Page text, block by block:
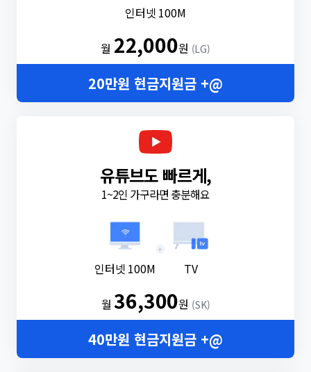
인터넷 100M
월 22,000원 (LG)
20만원 현금지원금 +@
유튜브도 빠르게,
1~2인 가구라면 충분해요
인터넷 100M
+
TV
월36,300원 (SK)
40만원 현금지원금 +@